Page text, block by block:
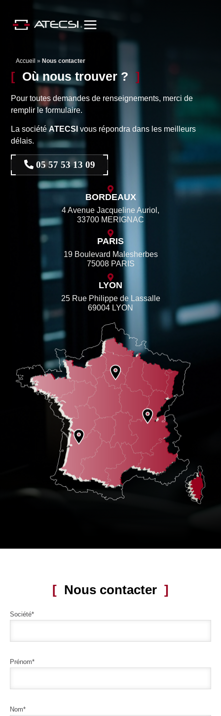
Accueil » Nous contacter
Où nous trouver ?
Pour toutes demandes de renseignements, merci de
remplir le formulaire.
La sociétéATECSI vous répondra dans les meilleurs
délais.
05 57 53 13 09
BORDEAUX
4 Avenue Jacqueline Auriol,
33700 MERIGNAC
PARIS
19 Boulevard Malesherbes
75008 PARIS
LYON
25 Rue Philippe de Lassalle
69004 LYON
Nous contacter
Société*
Prénom*
Nom*